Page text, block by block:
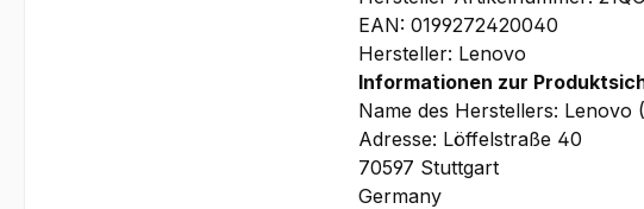
315.9 x 223.7 x 10.9/16.13
Garantie:
3 Jahre Depot/Bring-In
u.a. priorisierten Vor Ort
Bilder und technische Details
EAN: 0199272420040
Hersteller: Lenovo
Informationen zur
Name des Herstellers: Lenovo
Adresse: Löffelstraße 40
70597 Stuttgart
Germany